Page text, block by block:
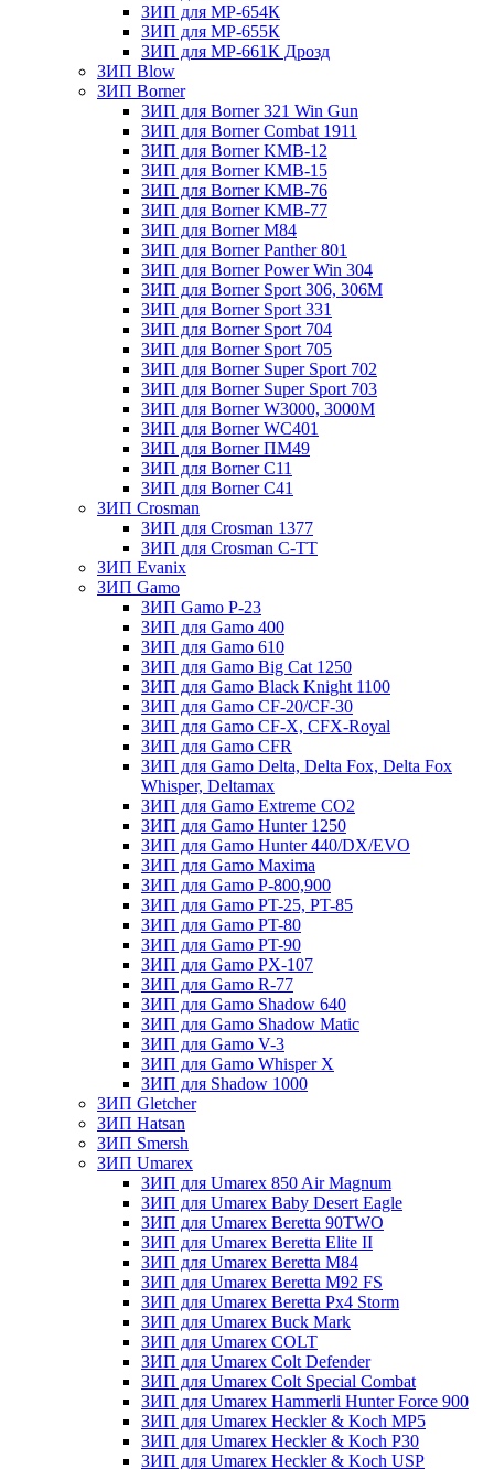
ЗИП для МР-654К
ЗИП для МР-655К
ЗИП для МР-661К Дрозд
ЗИП Blow
ЗИП Borner
ЗИП для Borner 321 Win Gun
ЗИП для Borner Combat 1911
ЗИП для Borner KMB-12
ЗИП для Borner KMB-15
ЗИП для Borner KMB-76
ЗИП для Borner KMB-77
ЗИП для Borner M84
ЗИП для Borner Panther 801
ЗИП для Borner Power Win 304
ЗИП для Borner Sport 306, 306M
ЗИП для Borner Sport 331
ЗИП для Borner Sport 704
ЗИП для Borner Sport 705
ЗИП для Borner Super Sport 702
ЗИП для Borner Super Sport 703
ЗИП для Borner W3000, 3000М
ЗИП для Borner WC401
ЗИП для Borner ПМ49
ЗИП для Borner С11
ЗИП для Borner С41
ЗИП Crosman
ЗИП для Crosman 1377
ЗИП для Crosman C-TT
ЗИП Evanix
ЗИП Gamo
ЗИП Gamo P-23
ЗИП для Gamo 400
ЗИП для Gamo 610
ЗИП для Gamo Big Cat 1250
ЗИП для Gamo Black Knight 1100
ЗИП для Gamo CF-20/CF-30
ЗИП для Gamo CF-X, CFX-Royal
ЗИП для Gamo CFR
ЗИП для Gamo Delta, Delta Fox, Delta Fox
Whisper, Deltamax
ЗИП для Gamo Extreme CO2
ЗИП для Gamo Hunter 1250
ЗИП для Gamo Hunter 440/DX/EVO
ЗИП для Gamo Maxima
ЗИП для Gamo P-800,900
ЗИП для Gamo PT-25, PT-85
ЗИП для Gamo PT-80
ЗИП для Gamo PT-90
ЗИП для Gamo PX-107
ЗИП для Gamo R-77
ЗИП для Gamo Shadow 640
ЗИП для Gamo Shadow Matic
ЗИП для Gamo V-3
ЗИП для Gamo Whisper X
ЗИП для Shadow 1000
ЗИП Gletcher
ЗИП Hatsan
ЗИП Smersh
ЗИП Umarex
ЗИП для Umarex 850 Air Magnum
ЗИП для Umarex Baby Desert Eagle
ЗИП для Umarex Beretta 90TWO
ЗИП для Umarex Beretta Elite II
ЗИП для Umarex Beretta M84
ЗИП для Umarex Beretta M92 FS
ЗИП для Umarex Beretta Px4 Storm
ЗИП для Umarex Buck Mark
ЗИП для Umarex COLT
ЗИП для Umarex Colt Defender
ЗИП для Umarex Colt Special Combat
ЗИП для Umarex Hammerli Hunter Force 900
ЗИП для Umarex Heckler & Koch MP5
ЗИП для Umarex Heckler & Koch P30
ЗИП для Umarex Heckler & Koch USP